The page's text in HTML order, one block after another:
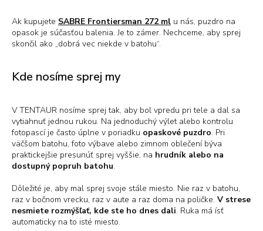
Ak kupujete SABRE Frontiersman 272 ml u nás, puzdro na
opasok je súčasťou balenia. Je to zámer. Nechceme, aby sprej
skončil ako „dobrá vec niekde v batohu“.
Kde nosíme sprej my
V TENTAUR nosíme sprej tak, aby bol vpredu pri tele a dal sa
vytiahnuť jednou rukou. Na jednoduchý výlet alebo kontrolu
fotopascí je často úplne v poriadku opaskové puzdro. Pri
väčšom batohu, foto výbave alebo zimnom oblečení býva
praktickejšie presunúť sprej vyššie, na hrudník alebo na
dostupný popruh batohu.
Dôležité je, aby mal sprej svoje stále miesto. Nie raz v batohu,
raz v bočnom vrecku, raz v aute a raz doma na poličke. V strese
nesmiete rozmýšľať, kde ste ho dnes dali. Ruka má ísť
automaticky na to isté miesto.